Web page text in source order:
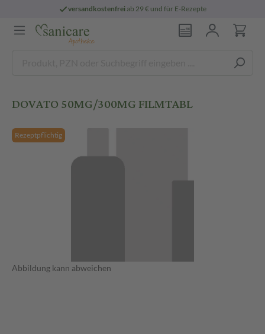
versandkostenfreiab 29 € und für E-Rezepte
DOVATO 50MG/300MG FILMTABL
Rezeptpflichtig
Abbildung kann abweichen